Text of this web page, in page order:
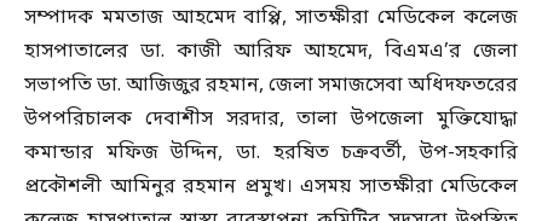
সম্পাদক মমতাজ আহমেদ বাপ্পি, সাতক্ষীরা মেডিকেল কলেজ
হাসপাতালের ডা. কাজী আরিফ আহমেদ, বিএমএ’র জেলা
সভাপতি ডা. আজিজুর রহমান, জেলা সমাজসেবা অধিদফতরের
উপপরিচালক দেবাশীস সরদার, তালা উপজেলা মুক্তিযোদ্ধা
কমান্ডার মফিজ উদ্দিন, ডা. হরষিত চক্রবর্তী, উপ-সহকারি
প্রকৌশলী আমিনুর রহমান প্রমুখ। এসময় সাতক্ষীরা মেডিকেল